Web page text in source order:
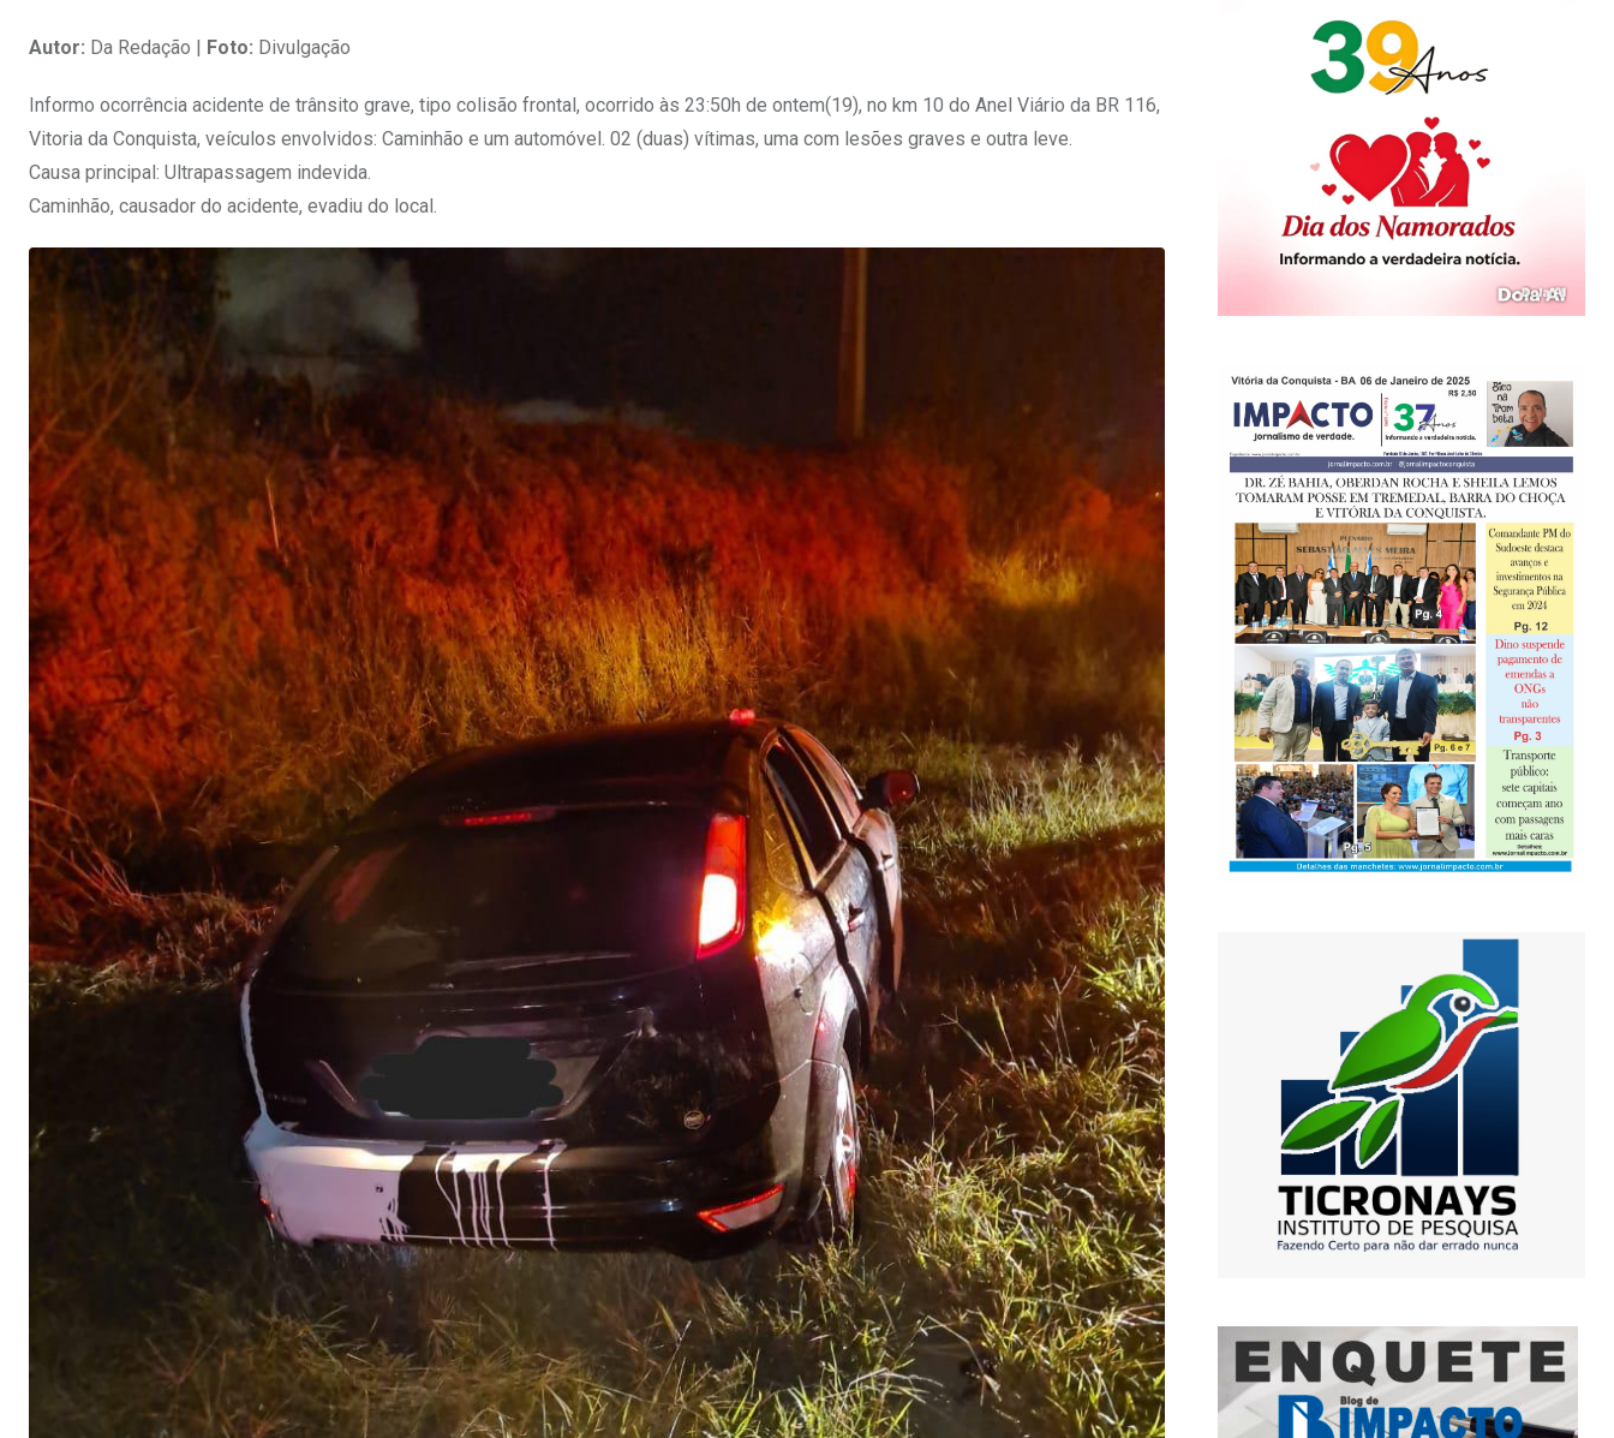
Autor: Da Redação | Foto: Divulgação
Informo ocorrência acidente de trânsito grave, tipo colisão frontal, ocorrido às 23:50h de ontem(19), no km 10 do Anel Viário da BR 116,
Vitoria da Conquista, veículos envolvidos: Caminhão e um automóvel. 02 (duas) vítimas, uma com lesões graves e outra leve.
Causa principal: Ultrapassagem indevida.
Caminhão, causador do acidente, evadiu do local.